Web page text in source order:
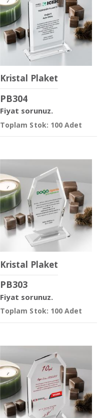
Kristal Plaket
PB304
Fiyat sorunuz.
Toplam Stok: 100 Adet
Kristal Plaket
PB303
Fiyat sorunuz.
Toplam Stok: 100 Adet